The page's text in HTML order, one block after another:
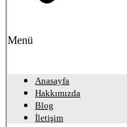
Menü
Anasayfa
Hakkımızda
Blog
İletişim